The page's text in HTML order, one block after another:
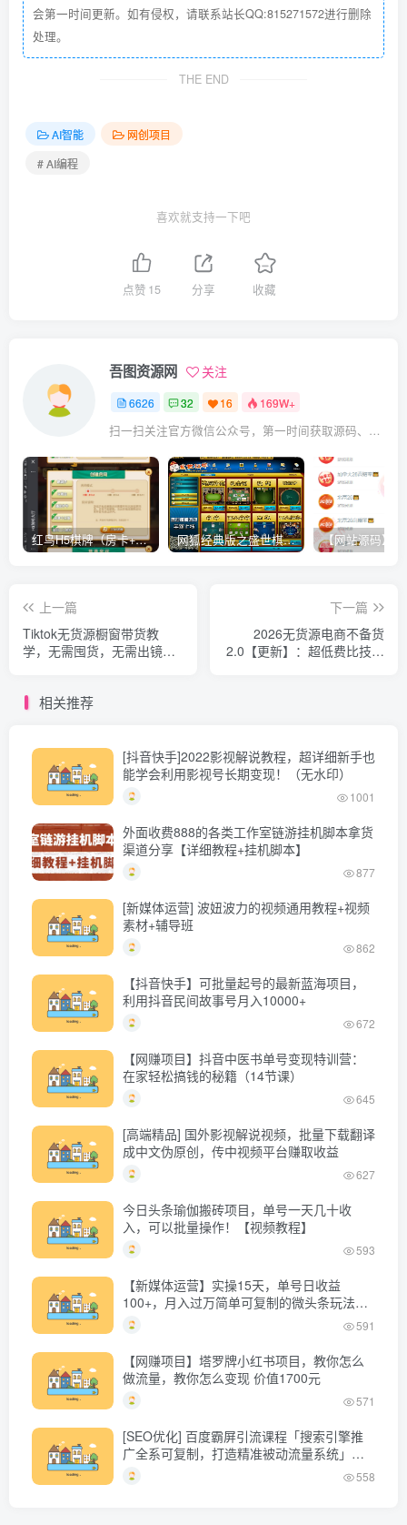
会第一时间更新。如有侵权，请联系站长QQ:815271572进行删除
处理。
THE END
AI智能
网创项目
# AI编程
喜欢就支持一下吧
点赞 15 分享 收藏
吾图资源网 关注
6626 32 16 169W+
扫一扫关注官方微信公众号，第一时间获取源码、网赚项目资源教程，自媒体等知识干货，让互联网创业赚钱更简单。
红鸟H5棋牌（房卡+金币）全套双模式游戏源码 网狐经典版之盛世棋牌完整游戏源码（包含文档、架设教程、网站、源代码等）
上一篇
Tiktok无货源橱窗带货教
学，无需囤货，无需出镜，
下一篇
2026无货源电商不备货
2.0【更新】：超低费比技术
相关推荐
[抖音快手]2022影视解说教程，超详细新手也
能学会利用影视号长期变现！（无水印）
1001
外面收费888的各类工作室链游挂机脚本拿货
渠道分享【详细教程+挂机脚本】
877
[新媒体运营] 波妞波力的视频通用教程+视频
素材+辅导班
862
【抖音快手】可批量起号的最新蓝海项目，
利用抖音民间故事号月入10000+
672
【网赚项目】抖音中医书单号变现特训营：
在家轻松搞钱的秘籍（14节课）
645
[高端精品] 国外影视解说视频，批量下载翻译
成中文伪原创，传中视频平台赚取收益
627
今日头条瑜伽搬砖项目，单号一天几十收
入，可以批量操作！【视频教程】
593
【新媒体运营】实操15天，单号日收益
100+，月入过万简单可复制的微头条玩法
【付费文章】
591
【网赚项目】塔罗牌小红书项目，教你怎么
做流量，教你怎么变现 价值1700元
571
[SEO优化] 百度霸屏引流课程「搜索引擎推
广全系可复制，打造精准被动流量系统」附
带工具
558